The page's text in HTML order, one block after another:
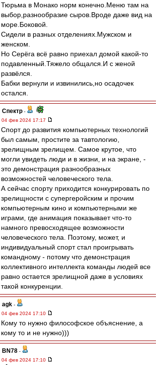
Тюрьма в Монако норм конечно.Меню там на
выбор,разнообразие сыров.Вроде даже вид на
море.Боковой.
Сидели в разных отделениях.Мужском и
женском.
Но Серёга всё равно приехал домой какой-то
подавленный.Тяжело общался.И с женой
развёлся.
Бабки вернули и извинились,но осадочек
остался.
Спектр -
04 фев 2024 17:17
Спорт до развития компьютерных технологий
был самым, простите за тавтологию,
зрелищным зрелищем. Самое крутое, что
могли увидеть люди и в жизни, и на экране, -
это демонстрация разнообразных
возможностей человеческого тела.
А сейчас спорту приходится конкурировать по
зрелищности с супергеройским и прочим
компьютерным кино и компьютерными же
играми, где анимация показывает что-то
намного превосходящее возможности
человеческого тела. Поэтому, может, и
индивидуальный спорт стал проигрывать
командному - потому что демонстрация
коллективного интеллекта команды людей все
равно остается зрелищной даже в условиях
такой конкуренции.
agk -
04 фев 2024 17:10
Кому то нужно философское объяснение, a
кому то и не нужно)))
BN78 -
04 фев 2024 17:10